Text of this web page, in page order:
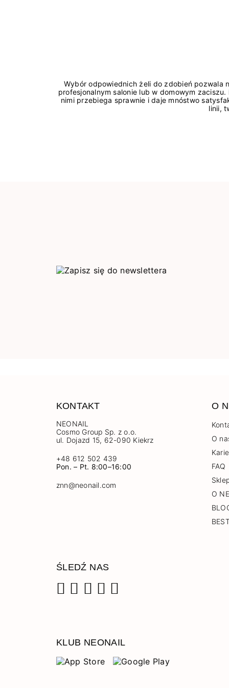
Wybór odpowiednich żeli do zdobień pozwala
profesjonalnym salonie lub w domowym
nimi przebiega sprawnie i daje mnóstwo
linii,
KONTAKT
NEONAIL
Cosmo Group Sp. z o.o.
ul. Dojazd 15, 62-090 Kiekrz
+48 612 502 439
Pon. – Pt. 8:00–16:00
znn@neonail.com
O
O
FAQ
O
ŚLEDŹ NAS
KLUB NEONAIL